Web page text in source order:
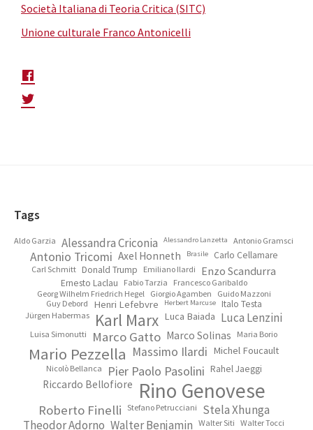
Società Italiana di Teoria Critica (SITC)
Unione culturale Franco Antonicelli
Footer
Tags
Aldo Garzia Alessandra Criconia Alessandro Lanzetta Antonio Gramsci
Antonio Tricomi Axel Honneth Brasile Carlo Cellamare
Carl Schmitt Donald Trump Emiliano Ilardi Enzo Scandurra
Ernesto Laclau Fabio Tarzia
Francesco Garibaldo
Georg Wilhelm Friedrich Hegel
Giorgio Agamben
Guido Mazzoni
Guy Debord
Henri Lefebvre Herbert Marcuse Italo Testa
Jürgen Habermas Karl Marx Luca Baiada Luca Lenzini
Luisa Simonutti Marco Gatto Marco Solinas Maria Borio
Mario Pezzella Massimo Ilardi Michel Foucault
Nicolò Bellanca Pier Paolo Pasolini Rahel Jaeggi
Riccardo Bellofiore Rino Genovese
Roberto Finelli Stefano Petrucciani
Stela Xhunga
Theodor Adorno Walter Benjamin Walter Siti Walter Tocci